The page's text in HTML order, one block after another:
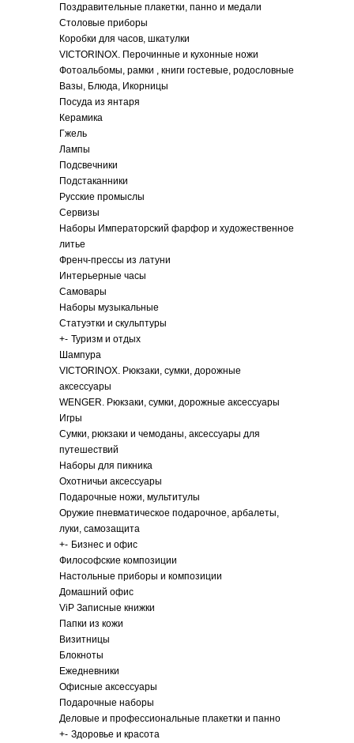
Поздравительные плакетки, панно и медали
Столовые приборы
Коробки для часов, шкатулки
VICTORINOX. Перочинные и кухонные ножи
Фотоальбомы, рамки , книги гостевые, родословные
Вазы, Блюда, Икорницы
Посуда из янтаря
Керамика
Гжель
Лампы
Подсвечники
Подстаканники
Русские промыслы
Сервизы
Наборы Императорский фарфор и художественное
литье
Френч-прессы из латуни
Интерьерные часы
Самовары
Наборы музыкальные
Статуэтки и скульптуры
+- Туризм и отдых
Шампура
VICTORINOX. Рюкзаки, сумки, дорожные
аксессуары
WENGER. Рюкзаки, сумки, дорожные аксессуары
Игры
Сумки, рюкзаки и чемоданы, аксессуары для
путешествий
Наборы для пикника
Охотничьи аксессуары
Подарочные ножи, мультитулы
Оружие пневматическое подарочное, арбалеты,
луки, самозащита
+- Бизнес и офис
Философские композиции
Настольные приборы и композиции
Домашний офис
ViP Записные книжки
Папки из кожи
Визитницы
Блокноты
Ежедневники
Офисные аксессуары
Подарочные наборы
Деловые и профессиональные плакетки и панно
+- Здоровье и красота